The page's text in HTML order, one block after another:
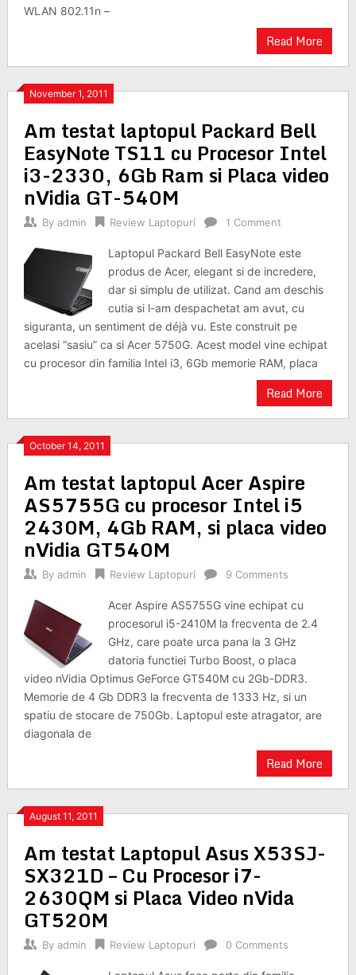
WLAN 802.11n –
Read More
November 1, 2011
Am testat laptopul Packard Bell
EasyNote TS11 cu Procesor Intel
i3-2330, 6Gb Ram si Placa video
nVidia GT-540M
By admin Review Laptopuri 1 Comment
Laptopul Packard Bell EasyNote este
produs de Acer, elegant si de incredere,
dar si simplu de utilizat. Cand am deschis
cutia si l-am despachetat am avut, cu
siguranta, un sentiment de déjà vu. Este construit pe
acelasi “sasiu” ca si Acer 5750G. Acest model vine echipat
cu procesor din familia Intel i3, 6Gb memorie RAM, placa
Read More
October 14, 2011
Am testat laptopul Acer Aspire
AS5755G cu procesor Intel i5
2430M, 4Gb RAM, si placa video
nVidia GT540M
By admin Review Laptopuri 9 Comments
Acer Aspire AS5755G vine echipat cu
procesorul i5-2410M la frecventa de 2.4
GHz, care poate urca pana la 3 GHz
datoria functiei Turbo Boost, o placa
video nVidia Optimus GeForce GT540M cu 2Gb-DDR3.
Memorie de 4 Gb DDR3 la frecventa de 1333 Hz, si un
spatiu de stocare de 750Gb. Laptopul este atragator, are
diagonala de
Read More
August 11, 2011
Am testat Laptopul Asus X53SJ-
SX321D – Cu Procesor i7-
2630QM si Placa Video nVida
GT520M
By admin Review Laptopuri 0 Comments